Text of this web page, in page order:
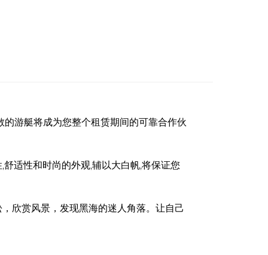
游艇将成为您整个租赁期间的可靠合作伙
适性和时尚的外观,辅以大白帆,将保证您
欣赏风景，发现黑海的迷人角落。让自己